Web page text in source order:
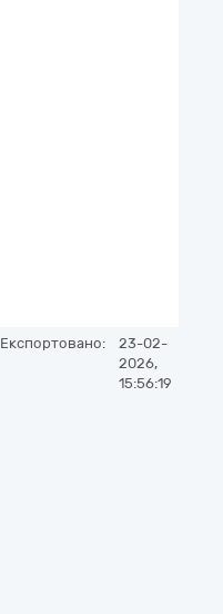
Експортовано:
23-02-
2026,
15:56:19